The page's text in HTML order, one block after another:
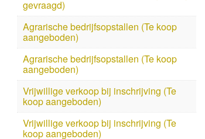
gevraagd)
Agrarische bedrijfsopstallen (Te koop
aangeboden)
Agrarische bedrijfsopstallen (Te koop
aangeboden)
Vrijwillige verkoop bij inschrijving (Te
koop aangeboden)
Vrijwillige verkoop bij inschrijving (Te
koop aangeboden)